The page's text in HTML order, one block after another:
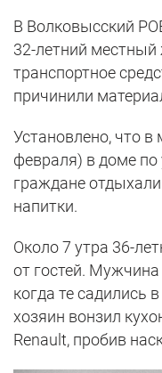
В Волковысский
32-летний местный
транспортное
причинили
Установлено, что в
февраля) в доме
граждане
напитки.
Около 7 утра 36-
от гостей.
когда те садились
хозяин вонзил
Renault, пробив